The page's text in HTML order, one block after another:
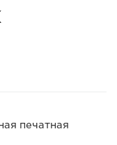
печатная